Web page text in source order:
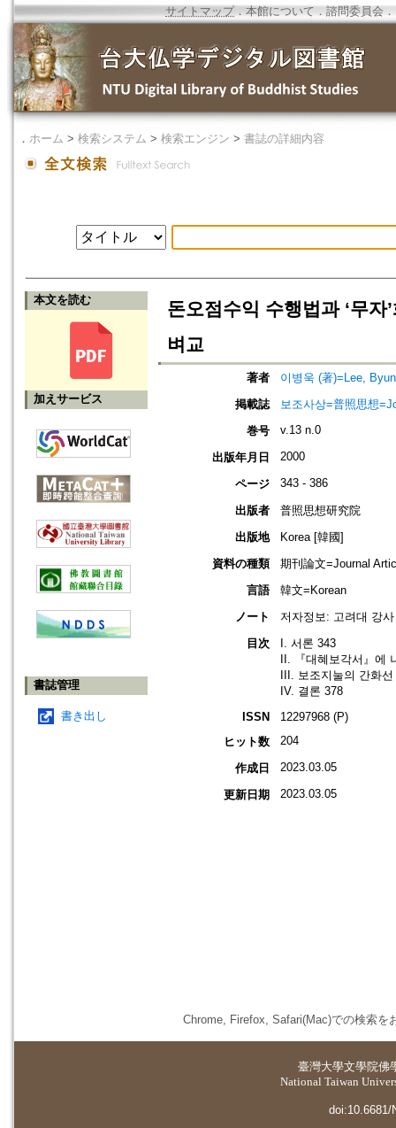
サイトマップ．本館について ． 諮問委員会 ．
． ホーム > 検索システム > 検索エンジン > 書誌の詳細内容
本文を読む
加えサービス
書誌管理
書き出し
돈오점수익 수행법과 ‘무
벼교
著者
이병욱 (著)=Lee,
掲載誌
보조사상=普照思想
巻号
v.13 n.0
出版年月日 2000
ページ 343 - 386
出版者
普照思想研究院
出版地
Korea [韓國]
資料の種類
期刊論文=Journal
言語
韓文=Korean
ノート
저자정보: 고려대 강사
目次
I. 서론 343
II. 『대혜보각서』에
III. 보조지눌의 간화
IV. 결론 378
ISSN
12297968 (P)
ヒット数
204
作成日 2023.03.05
更新日期 2023.03.05
Chrome, Firefox, Safari(Mac)での検索を
臺灣大學文學院佛
National Taiwan
doi:10.6681/